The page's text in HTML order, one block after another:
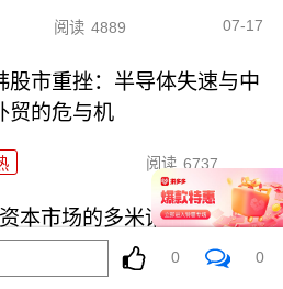
阅读 4889 07-17
股市重挫：半导体失速与中
贸的危与机
阅读 6737
本市场的多米诺骨牌效应
0 0